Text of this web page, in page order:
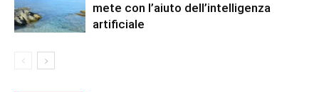
mete con l’aiuto dell’intelligenza
artificiale